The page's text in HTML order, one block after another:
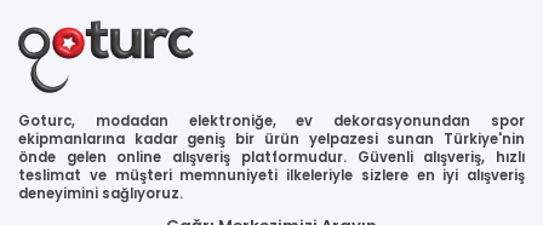
Goturc, modadan elektroniğe, ev dekorasyonundan spor
ekipmanlarına kadar geniş bir ürün yelpazesi sunan Türkiye'nin
önde gelen online alışveriş platformudur. Güvenli alışveriş, hızlı
teslimat ve müşteri memnuniyeti ilkeleriyle sizlere en iyi alışveriş
deneyimini sağlıyoruz.